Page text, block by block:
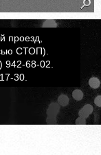
проезд,
СТОП).
942-68-02.
30.